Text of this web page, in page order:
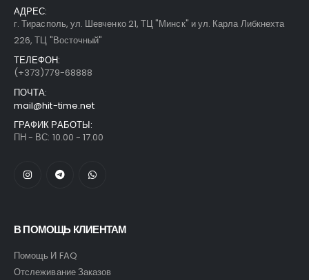
АДРЕС:
г. Тирасполь, ул. Шевченко 21, ТЦ "Минск" и ул. Карла Либкнехта
226, ТЦ "Восточный"
ТЕЛЕФОН:
(+373)779-68888
ПОЧТА:
mail@hit-time.net
ГРАФИК РАБОТЫ:
ПН - ВС: 10.00 - 17.00
В ПОМОЩЬ КЛИЕНТАМ
Помощь И FAQ
Отслеживание Заказов